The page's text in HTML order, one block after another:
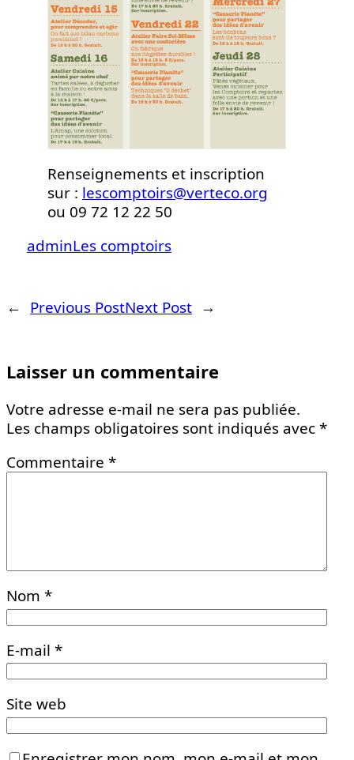
Renseignements et inscription
sur : lescomptoirs@verteco.org
ou 09 72 12 22 50
adminLes comptoirs
← Previous PostNext Post →
Laisser un commentaire
Votre adresse e-mail ne sera pas publiée.
Les champs obligatoires sont indiqués avec*
Commentaire *
Nom *
E-mail *
Site web